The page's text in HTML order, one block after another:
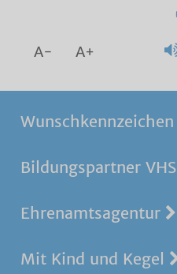
A- A+
Wunschkennzeichen
Bildungspartner VHS
Ehrenamtsagentur
Mit Kind und Kegel